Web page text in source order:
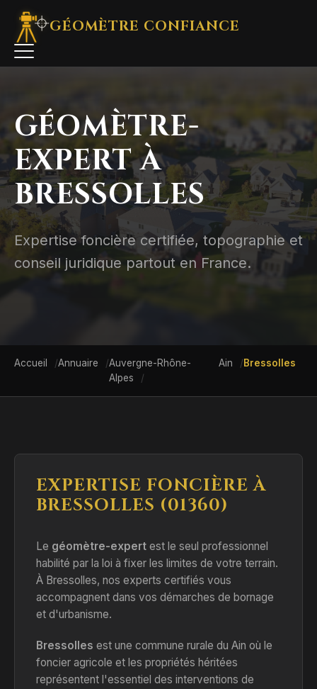
GÉOMÈTRE CONFIANCE
GÉOMÈTRE-
EXPERT À
BRESSOLLES
Expertise foncière certifiée, topographie et
conseil juridique partout en France.
Accueil Annuaire
Auvergne-Rhône-
Alpes
Ain Bressolles
EXPERTISE FONCIÈRE À
BRESSOLLES (01360)
Le géomètre-expert est le seul professionnel
habilité par la loi à fixer les limites de votre terrain.
À Bressolles, nos experts certifiés vous
accompagnent dans vos démarches de bornage
et d'urbanisme.
Bressolles est une commune rurale du Ain où le
foncier agricole et les propriétés héritées
représentent l'essentiel des interventions de